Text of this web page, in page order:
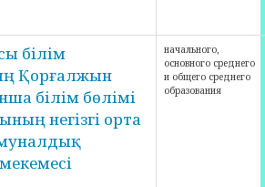
білім
Қорғалжын
білім бөлімі
негізгі орта
начального,
основного среднего
и общего среднего
образования